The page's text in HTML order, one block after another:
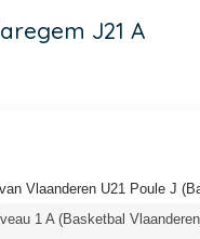
J21 A
Vlaanderen U21 Poule J
1 A (Basketbal